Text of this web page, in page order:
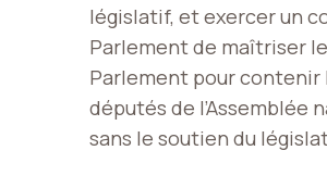
législatif, et exercer un
Parlement de maîtriser
Parlement pour contenir
députés de
sans le soutien du